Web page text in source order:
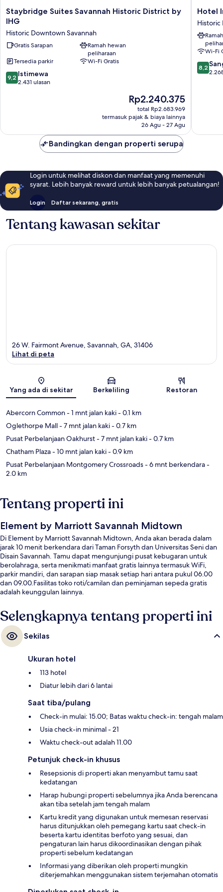
Staybridge
Suites
Historic
District
IHG
Historic
Downtown
Staybridge Suites Savannah Historic District by
IHG
Historic Downtown Savannah
Gratis Sarapan
Ramah hewan
peliharaan
Tersedia parkir
Wi-Fi Gratis
9.2
dari
9,2 Istimewa
2.431 ulasan
Harga
sekarang
Rp2.240.375
Rp2.240.375
total Rp2.683.969
termasuk pajak & biaya lainnya
26 Agu - 27 Agu
Hotel
Indigo
Historic
District
by
IHG
Historic
Hotel
Historic
Wi-Fi
8.2
dari
8,2
Bandingkan dengan properti serupa
Login untuk melihat diskon dan manfaat yang memenuhi
syarat. Lebih banyak reward untuk lebih banyak petualangan!
Login Daftar sekarang, gratis
Tentang kawasan sekitar
Peta
26 W. Fairmont Avenue, Savannah, GA, 31406
Lihat di peta
Yang ada di sekitar Berkeliling Restoran
Abercorn Common- 1 mnt jalan kaki- 0.1 km
Oglethorpe Mall- 7 mnt jalan kaki- 0.7 km
Pusat Perbelanjaan Oakhurst- 7 mnt jalan kaki- 0.7 km
Chatham Plaza- 10 mnt jalan kaki- 0.9 km
Pusat Perbelanjaan Montgomery Crossroads- 6 mnt berkendara-
2.0 km
Tentang properti ini
Element by Marriott Savannah Midtown
Di Element by Marriott Savannah Midtown, Anda akan berada dalam
jarak 10 menit berkendara dari Taman Forsyth dan Universitas Seni dan
Disain Savannah. Tamu dapat mengunjungi pusat kebugaran untuk
berolahraga, serta menikmati manfaat gratis lainnya termasuk WiFi,
parkir mandiri, dan sarapan siap masak setiap hari antara pukul 06.00
dan 09.00.Fasilitas toko roti/camilan dan peminjaman sepeda gratis
adalah keunggulan lainnya.
Selengkapnya tentang properti ini
Sekilas
Ukuran hotel
113 hotel
Diatur lebih dari 6 lantai
Saat tiba/pulang
Check-in mulai: 15.00; Batas waktu check-in: tengah malam
Usia check-in minimal - 21
Waktu check-out adalah 11.00
Petunjuk check-in khusus
Resepsionis di properti akan menyambut tamu saat
kedatangan
Harap hubungi properti sebelumnya jika Anda berencana
akan tiba setelah jam tengah malam
Kartu kredit yang digunakan untuk memesan reservasi
harus ditunjukkan oleh pemegang kartu saat check-in
beserta kartu identitas berfoto yang sesuai, dan
pengaturan lain harus dikoordinasikan dengan pihak
properti sebelum kedatangan
Informasi yang diberikan oleh properti mungkin
diterjemahkan menggunakan sistem terjemahan otomatis